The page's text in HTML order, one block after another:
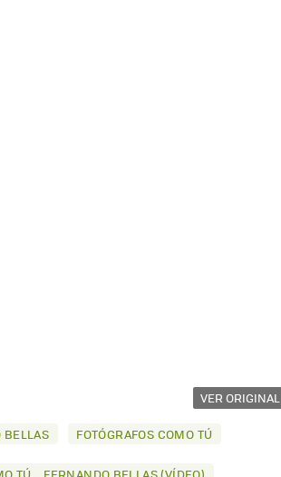
VER ORIGINAL
BELLAS FOTÓGRAFOS COMO TÚ